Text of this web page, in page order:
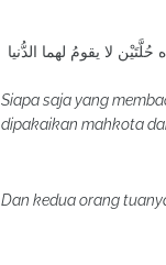
لا يقومُ لهما الدُّنيا
Siapa saja yang
dipakaikan mahkota
Dan kedua orang